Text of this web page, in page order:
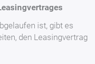
ist, gibt es
den Leasingvertrag